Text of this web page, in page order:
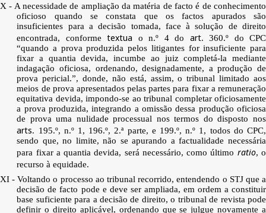
X - A necessidade de ampliação da matéria de facto é de conhecimento
oficioso quando se constata que os factos apurados são
insuficientes para a decisão tomada, face à solução de direito
encontrada, conformetextua o n.º 4 do art. 360.º do CPC
“quando a prova produzida pelos litigantes for insuficiente para
fixar a quantia devida, incumbe ao juiz completá-la mediante
indagação oficiosa, ordenando, designadamente, a produção de
prova pericial.”, donde, não está, assim, o tribunal limitado aos
meios de prova apresentados pelas partes para fixar a remuneração
equitativa devida, impondo-se ao tribunal completar oficiosamente
a prova produzida, integrando a omissão dessa produção oficiosa
de prova uma nulidade processual nos termos do disposto nos
arts. 195.º, n.º 1, 196.º, 2.ª parte, e 199.º, n.º 1, todos do CPC,
sendo que, no limite, não se apurando a factualidade necessária
para fixar a quantia devida, será necessário, como último ratio, o
recurso à equidade.
XI - Voltando o processo ao tribunal recorrido, entendendo o STJ que a
decisão de facto pode e deve ser ampliada, em ordem a constituir
base suficiente para a decisão de direito, o tribunal de revista pode
definir o direito aplicável, ordenando que se julgue novamente a